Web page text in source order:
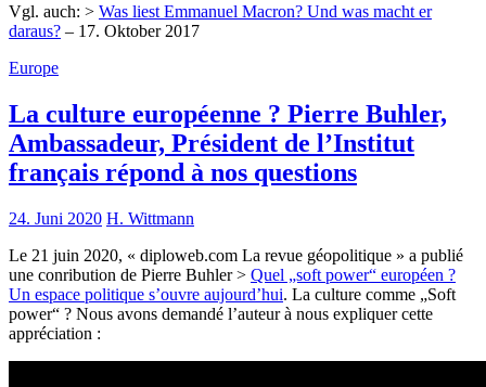
Vgl. auch: > Was liest Emmanuel Macron? Und was macht er
daraus? – 17. Oktober 2017
Europe
La culture européenne ? Pierre Buhler,
Ambassadeur, Président de l’Institut
français répond à nos questions
24. Juni 2020 H. Wittmann
Le 21 juin 2020, « diploweb.com La revue géopolitique » a publié
une conribution de Pierre Buhler > Quel „soft power“ européen ?
Un espace politique s’ouvre aujourd’hui. La culture comme „Soft
power“ ? Nous avons demandé l’auteur à nous expliquer cette
appréciation :